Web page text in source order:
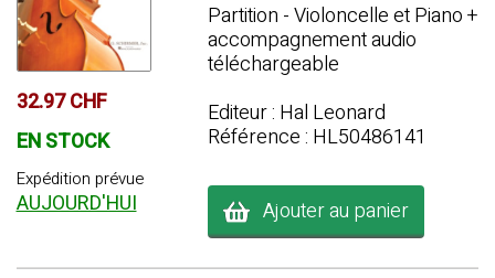
32.97 CHF
EN STOCK
Expédition prévue
AUJOURD'HUI
Partition - Violoncelle et Piano +
accompagnement audio
téléchargeable
Editeur : Hal Leonard
Référence : HL50486141
Ajouter au panier